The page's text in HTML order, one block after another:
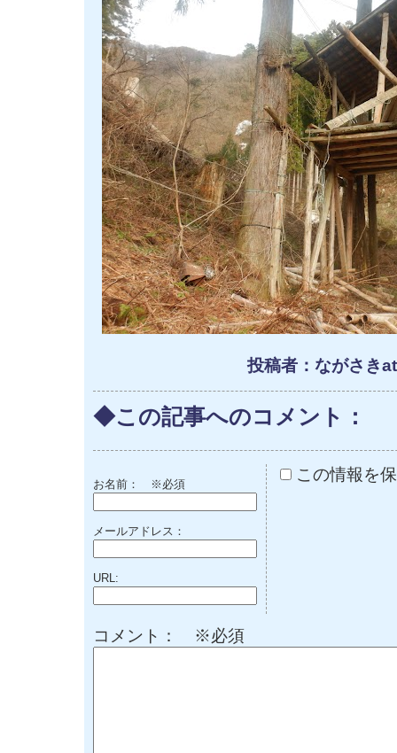
投稿者：ながさき
◆この記事へのコメント：
お名前： ※必須
メールアドレス：
URL:
この情報を
コメント： ※必須